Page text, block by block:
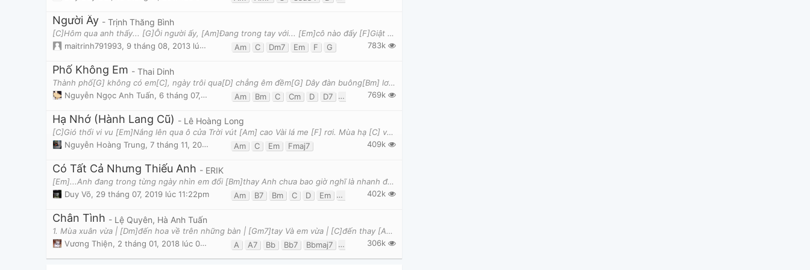
Người Ấy - Trịnh Thăng Bình
[C]Hôm qua anh thấy... [G]Ôi người ấy, [Am]Đang trong tay với... [Em]cô nào đấy [F]Giật mình nhận
maitrinh791993, 9 tháng 08, 2013 lúc 02:43pm Am C Dm7 Em F G 783k
Phố Không Em - Thai Dinh
Thành phố[G] không có em[C], ngày trôi qua[D] chẳng êm đềm[G] Dây đàn buông[Bm] lơi chẳng còn cất l
Nguyễn Ngọc Anh Tuấn, 6 tháng 07, 2016 lúc 09:39pm Am Bm C Cm D D7 E Em G
769k
Hạ Nhớ (Hành Lang Cũ) - Lê Hoàng Long
[C]Gió thổi vi vu [Em]Nắng lên qua ô cửa Trời vút [Am] cao Vài lá me [F] rơi. Mùa hạ [C] về tr
Nguyễn Hoàng Trung, 7 tháng 11, 2019 lúc 10:30pm Am C Em Fmaj7 409k
Có Tất Cả Nhưng Thiếu Anh - ERIK
[Em]...Anh đang trong từng ngày nhìn em đổi [Bm]thay Anh chưa bao giờ nghĩ là nhanh đến [C]vậy Có
Duy Võ, 29 tháng 07, 2019 lúc 11:22pm Am B7 Bm C D Em F#m7b5 G
402k
Chân Tình - Lệ Quyên, Hà Anh Tuấn
1. Mùa xuân vừa | [Dm]đến hoa về trên những bàn | [Gm7]tay Và em vừa | [C]đến thay [A7]màu áo mới v
Vương Thiện
2 tháng 01, 2018 lúc 07:23am A A7 Bb Bb7 Bbmaj7 Bdim C C7
306k